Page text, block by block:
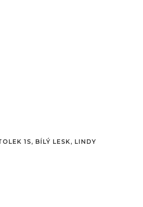
1S, BÍLÝ LESK, LINDY